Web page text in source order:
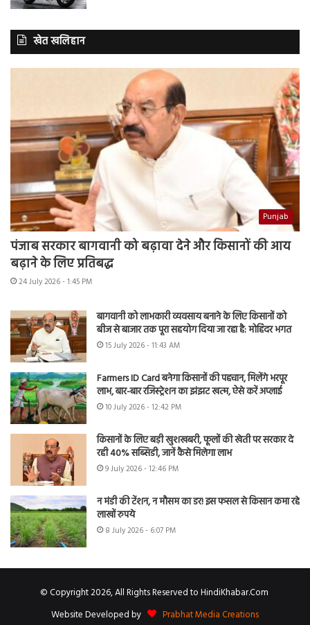
खेत खलिहान
Punjab
पंजाब सरकार बागवानी को बढ़ावा देने और किसानों की आय
बढ़ाने के लिए प्रतिबद्ध
24 July 2026 - 1:45 PM
बागवानी को लाभकारी व्यवसाय बनाने के लिए किसानों को
बीज से बाजार तक पूरा सहयोग दिया जा रहा है: मोहिंदर भगत
15 July 2026 - 11:43 AM
Farmers ID Card बनेगा किसानों की पहचान, मिलेंगे भरपूर
लाभ, बार-बार रजिस्ट्रेशन का झंझट खत्म, ऐसे करें अप्लाई
10 July 2026 - 12:42 PM
किसानों के लिए बड़ी खुशखबरी, फूलों की खेती पर सरकार दे
रही 40% सब्सिडी, जानें कैसे मिलेगा लाभ
9 July 2026 - 12:46 PM
न मंडी की टेंशन, न मौसम का डर! इस फसल से किसान कमा रहे
लाखों रुपये
8 July 2026 - 6:07 PM
© Copyright 2026, All Rights Reserved to HindiKhabar.Com
Website Developed by
Prabhat Media Creations